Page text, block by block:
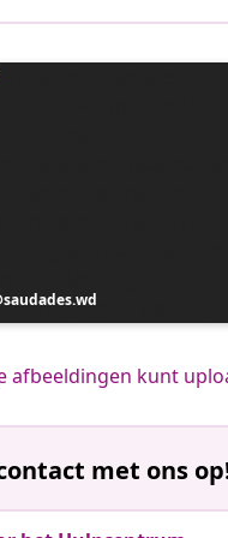
Bericht
gepubliceerd
saudades.wd
afbeeldingen kunt
met ons